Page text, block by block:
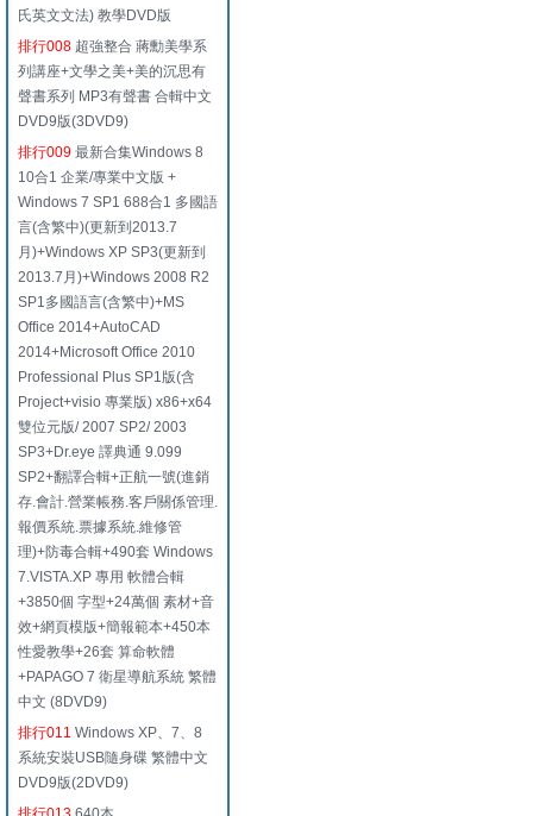
氏英文文法) 教學DVD版
排行008 超強整合 蔣勳美學系
列講座+文學之美+美的沉思有
聲書系列 MP3有聲書 合輯中文
DVD9版(3DVD9)
排行009 最新合集Windows 8
10合1 企業/專業中文版 +
Windows 7 SP1 688合1 多國語
言(含繁中)(更新到2013.7
月)+Windows XP SP3(更新到
2013.7月)+Windows 2008 R2
SP1多國語言(含繁中)+MS
Office 2014+AutoCAD
2014+Microsoft Office 2010
Professional Plus SP1版(含
Project+visio 專業版) x86+x64
雙位元版/ 2007 SP2/ 2003
SP3+Dr.eye 譯典通 9.099
SP2+翻譯合輯+正航一號(進銷
存.會計.營業帳務.客戶關係管理.
報價系統.票據系統.維修管
理)+防毒合輯+490套 Windows
7.VISTA.XP 專用 軟體合輯
+3850個 字型+24萬個 素材+音
效+網頁模版+簡報範本+450本
性愛教學+26套 算命軟體
+PAPAGO 7 衛星導航系統 繁體
中文 (8DVD9)
排行011 Windows XP、7、8
系統安裝USB隨身碟 繁體中文
DVD9版(2DVD9)